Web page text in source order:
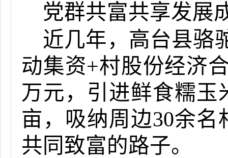
党群共富共享发展
近几年，高台县骆
动集资+村股份经济
万元，引进鲜食糯玉
亩，吸纳周边30余
共同致富的路子。